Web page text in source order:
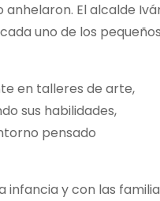
El alcalde
uno de los pequeños
en talleres de arte,
sus habilidades,
pensado
infancia y con las